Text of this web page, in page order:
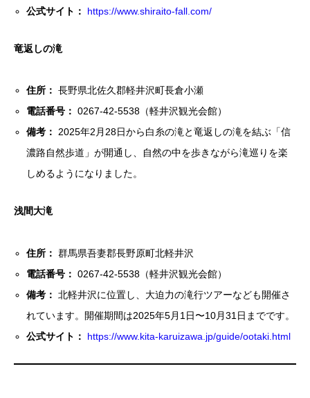
公式サイト：
https://www.shiraito-fall.com/
竜返しの滝
住所： 長野県北佐久郡軽井沢町長倉小瀬
電話番号： 0267-42-5538（軽井沢観光会館）
備考： 2025年2月28日から白糸の滝と竜返しの滝を結ぶ「信
濃路自然歩道」が開通し、自然の中を歩きながら滝巡りを楽
しめるようになりました。
浅間大滝
住所： 群馬県吾妻郡長野原町北軽井沢
電話番号： 0267-42-5538（軽井沢観光会館）
備考： 北軽井沢に位置し、大迫力の滝行ツアーなども開催さ
れています。開催期間は2025年5月1日〜10月31日までです。
公式サイト：
https://www.kita-karuizawa.jp/guide/ootaki.html